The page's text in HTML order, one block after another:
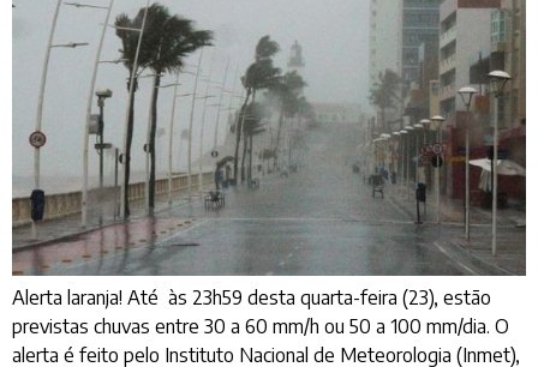
Alerta laranja! Até às 23h59 desta quarta-feira (23), estão
previstas chuvas entre 30 a 60 mm/h ou 50 a 100 mm/dia. O
alerta é feito pelo Instituto Nacional de Meteorologia (Inmet),